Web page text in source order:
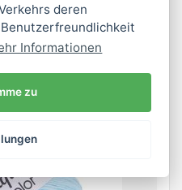
deren
Informationen
zu